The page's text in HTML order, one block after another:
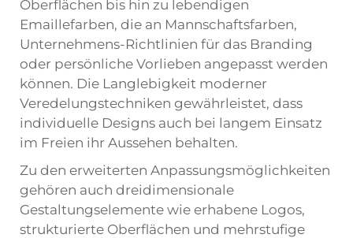
Oberflächen bis hin zu lebendigen
Emaillefarben, die an Mannschaftsfarben,
Unternehmens-Richtlinien für das Branding
oder persönliche Vorlieben angepasst werden
können. Die Langlebigkeit moderner
Veredelungstechniken gewährleistet, dass
individuelle Designs auch bei langem Einsatz
im Freien ihr Aussehen behalten.
Zu den erweiterten Anpassungsmöglichkeiten
gehören auch dreidimensionale
Gestaltungselemente wie erhabene Logos,
strukturierte Oberflächen und mehrstufige